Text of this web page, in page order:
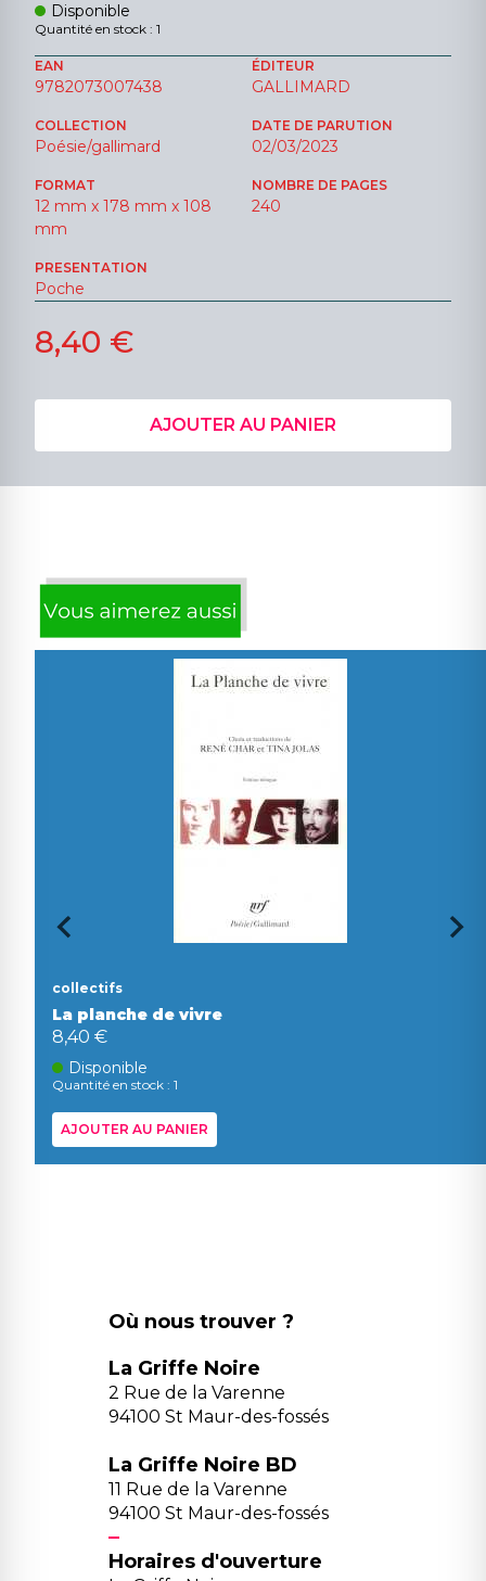
Disponible
Quantité en stock : 1
EAN
9782073007438
ÉDITEUR
GALLIMARD
COLLECTION
Poésie/gallimard
DATE DE PARUTION
02/03/2023
FORMAT
12 mm x 178 mm x 108
mm
NOMBRE DE PAGES
240
PRESENTATION
Poche
8,40 €
AJOUTER AU PANIER
collectifs
La planche de vivre
8,40 €
Disponible
Quantité en stock : 1
AJOUTER AU PANIER
Où nous trouver ?
La Griffe Noire
2 Rue de la Varenne
94100 St Maur-des-fossés
La Griffe Noire BD
11 Rue de la Varenne
94100 St Maur-des-fossés
Horaires d'ouverture